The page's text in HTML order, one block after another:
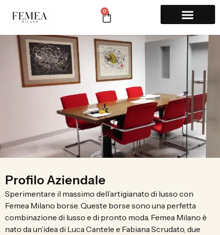
0
Profilo Aziendale
Sperimentare il massimo dell’artigianato di lusso con
Femea Milano borse. Queste borse sono una perfetta
combinazione di lusso e di pronto moda. Femea Milano è
nato da un’idea di Luca Cantele e Fabiana Scrudato, due